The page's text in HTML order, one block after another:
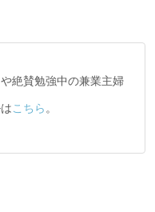
絶賛勉強中の兼業主婦
こちら 。